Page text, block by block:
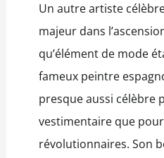
Un autre artiste
majeur dans
qu’élément de mode
fameux peintre
presque aussi célèbre
vestimentaire que
révolutionnaires. Son